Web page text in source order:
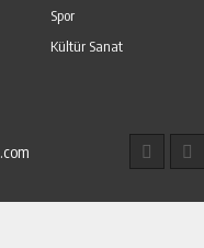
Spor
Kültür Sanat